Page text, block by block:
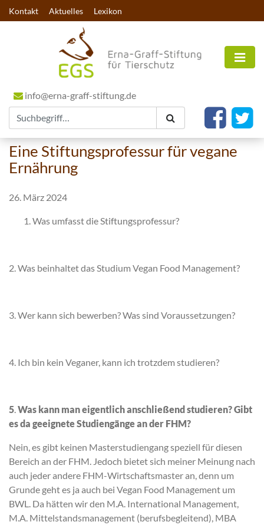
Kontakt Aktuelles Lexikon
info@erna-graff-stiftung.de
Eine Stiftungsprofessur für vegane
Ernährung
26. März 2024
Was umfasst die Stiftungsprofessur?
2. Was beinhaltet das Studium Vegan Food Management?
3. Wer kann sich bewerben? Was sind Voraussetzungen?
4. Ich bin kein Veganer, kann ich trotzdem studieren?
5 Was kann man eigentlich anschließend studieren? Gibt
es da geeignete Studiengänge an der FHM?
Nein, es gibt keinen Masterstudiengang speziell für diesen
Bereich an der FHM. Jedoch bietet sich meiner Meinung nach
auch jeder andere FHM-Wirtschaftsmaster an, denn um
Grunde geht es ja auch bei Vegan Food Management um
BWL. Da hätten wir den M.A. International Management,
M.A. Mittelstandsmanagement (berufsbegleitend), MBA